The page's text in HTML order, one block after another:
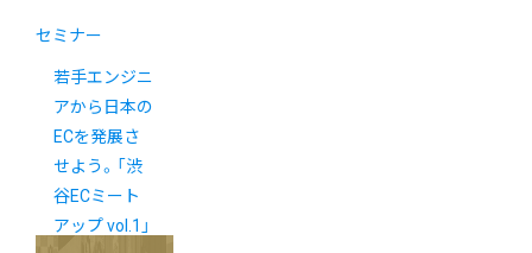
セミナー
若手エンジニ
アから日本の
ECを発展さ
せよう。「渋
谷ECミート
アップ vol.1」